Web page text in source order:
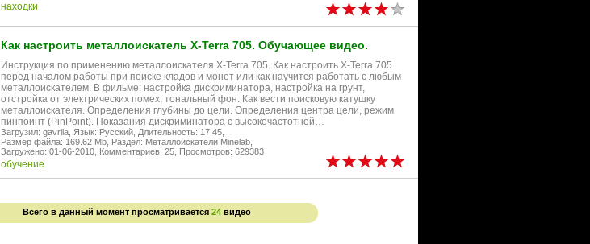
находки
Как настроить металлоискатель X-Terra 705. Обучающее видео.
Инструкция по применению металлоискателя X-Terra 705. Как настроить X-Terra 705
перед началом работы при поиске кладов и монет или как научится работать с любым
металлоискателем. В фильме: настройка дискриминатора, настройка на грунт,
отстройка от электрических помех, тональный фон. Как вести поисковую катушку
металлоискателя. Определения глубины до цели. Определения центра цели, режим
пинпоинт (PinPoint). Показания дискриминатора с высокочастотной…
Загрузил: gavrila, Язык: Русский, Длительность: 17:45,
Размер файла: 169.62 Mb, Раздел: Металлоискатели Minelab,
Загружено: 01-06-2010, Комментариев: 25, Просмотров: 629383
обучение
Всего в данный момент просматривается 24видео